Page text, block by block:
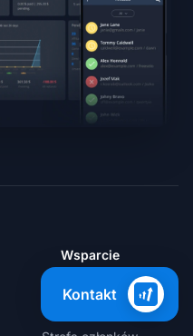
Wsparcie
Baza wiedzy
Kontakt